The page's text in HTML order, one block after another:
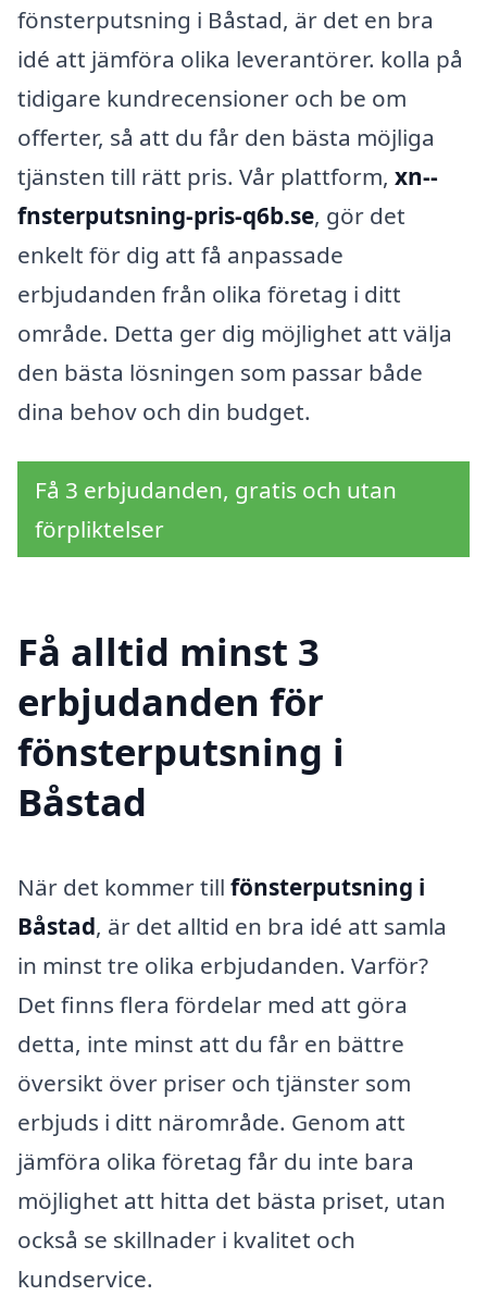
fönsterputsning i Båstad, är det en bra
idé att jämföra olika leverantörer. kolla på
tidigare kundrecensioner och be om
offerter, så att du får den bästa möjliga
tjänsten till rätt pris. Vår plattform, xn--
fnsterputsning-pris-q6b.se, gör det
enkelt för dig att få anpassade
erbjudanden från olika företag i ditt
område. Detta ger dig möjlighet att välja
den bästa lösningen som passar både
dina behov och din budget.
Få 3 erbjudanden, gratis och utan
förpliktelser
Få alltid minst 3
erbjudanden för
fönsterputsning i
Båstad
När det kommer till fönsterputsning i
Båstad, är det alltid en bra idé att samla
in minst tre olika erbjudanden. Varför?
Det finns flera fördelar med att göra
detta, inte minst att du får en bättre
översikt över priser och tjänster som
erbjuds i ditt närområde. Genom att
jämföra olika företag får du inte bara
möjlighet att hitta det bästa priset, utan
också se skillnader i kvalitet och
kundservice.